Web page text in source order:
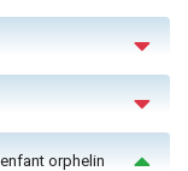
orphelin